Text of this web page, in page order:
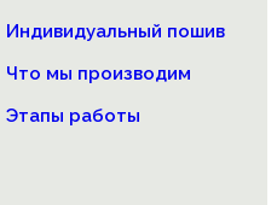
Индивидуальный пошив
Что мы производим
Этапы работы